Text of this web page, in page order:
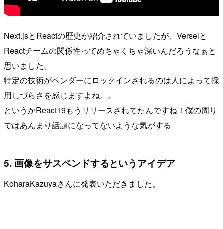
Next.jsとReactの歴史が紹介されていましたが、Verselと
Reactチームの関係性ってめちゃくちゃ深いんだろうなぁと
思いました。
特定の技術がベンダーにロックインされるのは人によって採
用しづらさを感じますよね。。
というかReact19もうリリースされてたんですね！僕の周り
ではあんまり話題になってないような気がする
5. 画像をサスペンドするというアイデア
KoharaKazuyaさんに発表いただきました。